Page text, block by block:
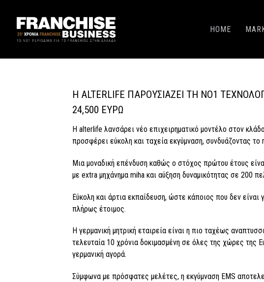
HOME
Η ALTERLIFE ΠΑΡΟΥΣΙΆΖΕΙ ΤΗ ΝΟ1
24,500 ΕΥΡΏ
Η alterlife λανσάρει νέο επιχειρηματικό μοντέλο στον
προσφέρει εύκολη και ταχεία εκγύμναση, συνδυάζοντας
Μια μοναδική επένδυση καθώς ο στόχος πρώτου έτους
με extra μηχάνημα miha και αύξηση δυναμικότητας σε 200
Εύκολη και άρτια εκπαίδευση, ώστε κάποιος που δεν είναι
πλήρως έτοιμος.
Η γερμανική μητρική εταιρεία είναι η πιο ταχέως
τελευταία 10 χρόνια δοκιμασμένη σε όλες της χώρες της
γερμανική αγορά.
Σύμφωνα με πρόσφατες μελέτες, η εκγύμναση EMS